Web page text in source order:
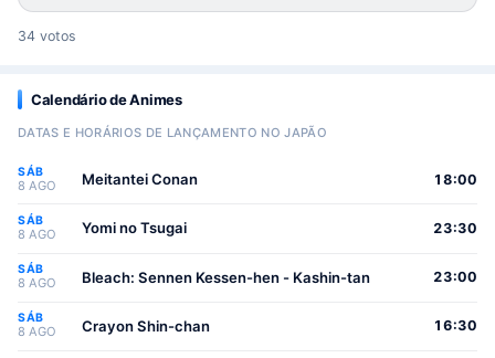
34 votos
Calendário de Animes
DATAS E HORÁRIOS DE LANÇAMENTO NO JAPÃO
SÁB
8 AGO Meitantei Conan 18:00
SÁB
8 AGO Yomi no Tsugai 23:30
SÁB
8 AGO Bleach: Sennen Kessen-hen - Kashin-tan 23:00
SÁB
8 AGO Crayon Shin-chan 16:30